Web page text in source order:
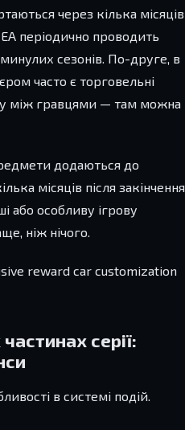
через кілька місяців
періодично проводить
сезонів. По-друге, в
часто є торговельні
між гравцями — там можна
додаються до
місяців після закінчення
або особливу ігрову
ніж нічого.
reward car customization
серії:
в системі подій.